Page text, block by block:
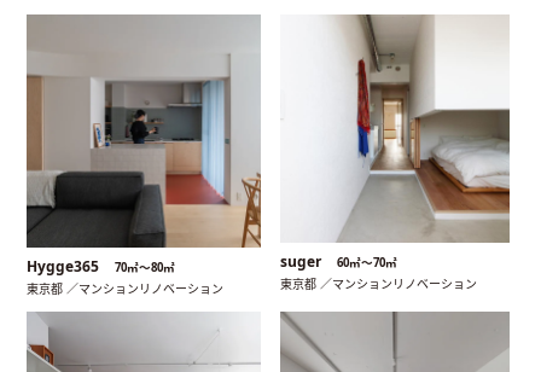
Hygge365 70㎡〜80㎡
東京都 ／マンションリノベーション
suger 60㎡〜70㎡
東京都 ／マンションリノベーション